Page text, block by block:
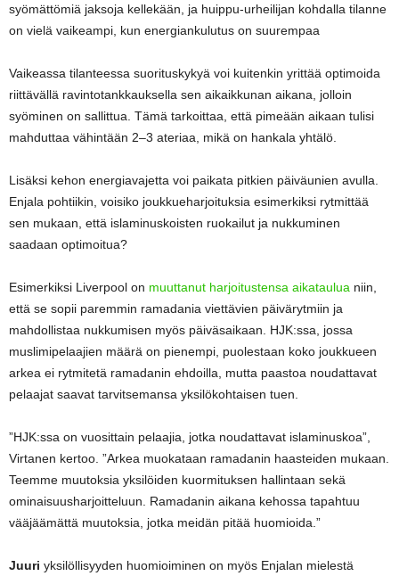
syömättömiä jaksoja kellekään, ja huippu-urheilijan kohdalla tilanne
on vielä vaikeampi, kun energiankulutus on suurempaa
Vaikeassa tilanteessa suorituskykyä voi kuitenkin yrittää optimoida
riittävällä ravintotankkauksella sen aikaikkunan aikana, jolloin
syöminen on sallittua. Tämä tarkoittaa, että pimeään aikaan tulisi
mahduttaa vähintään 2–3 ateriaa, mikä on hankala yhtälö.
Lisäksi kehon energiavajetta voi paikata pitkien päiväunien avulla.
Enjala pohtiikin, voisiko joukkueharjoituksia esimerkiksi rytmittää
sen mukaan, että islaminuskoisten ruokailut ja nukkuminen
saadaan optimoitua?
Esimerkiksi Liverpool on muuttanut harjoitustensa aikataulua niin,
että se sopii paremmin ramadania viettävien päivärytmiin ja
mahdollistaa nukkumisen myös päiväsaikaan. HJK:ssa, jossa
muslimipelaajien määrä on pienempi, puolestaan koko joukkueen
arkea ei rytmitetä ramadanin ehdoilla, mutta paastoa noudattavat
pelaajat saavat tarvitsemansa yksilökohtaisen tuen.
”HJK:ssa on vuosittain pelaajia, jotka noudattavat islaminuskoa”,
Virtanen kertoo. ”Arkea muokataan ramadanin haasteiden mukaan.
Teemme muutoksia yksilöiden kuormituksen hallintaan sekä
ominaisuusharjoitteluun. Ramadanin aikana kehossa tapahtuu
vääjäämättä muutoksia, jotka meidän pitää huomioida.”
Juuri yksilöllisyyden huomioiminen on myös Enjalan mielestä